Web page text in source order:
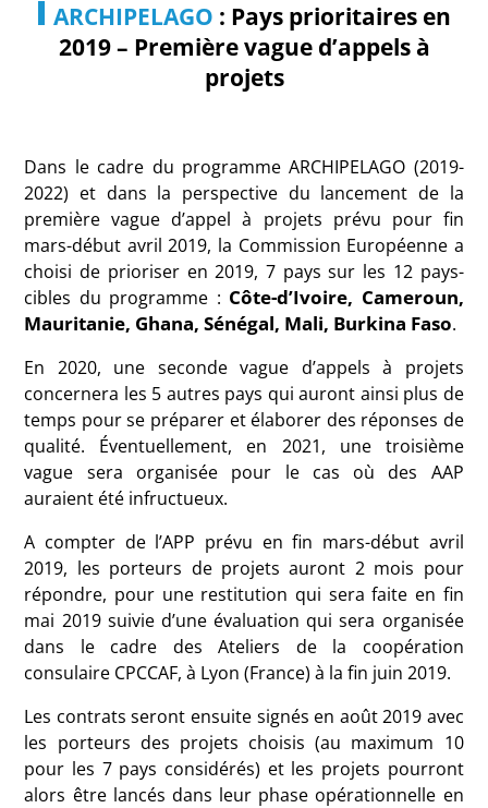
ARCHIPELAGO : Pays prioritaires en
2019 – Première vague d’appels à
projets
Dans le cadre du programme ARCHIPELAGO (2019-
2022) et dans la perspective du lancement de la
première vague d’appel à projets prévu pour fin
mars-début avril 2019, la Commission Européenne a
choisi de prioriser en 2019, 7 pays sur les 12 pays-
cibles du programme : Côte-d’Ivoire, Cameroun,
Mauritanie, Ghana, Sénégal, Mali, Burkina Faso.
En 2020, une seconde vague d’appels à projets
concernera les 5 autres pays qui auront ainsi plus de
temps pour se préparer et élaborer des réponses de
qualité. Éventuellement, en 2021, une troisième
vague sera organisée pour le cas où des AAP
auraient été infructueux.
A compter de l’APP prévu en fin mars-début avril
2019, les porteurs de projets auront 2 mois pour
répondre, pour une restitution qui sera faite en fin
mai 2019 suivie d’une évaluation qui sera organisée
dans le cadre des Ateliers de la coopération
consulaire CPCCAF, à Lyon (France) à la fin juin 2019.
Les contrats seront ensuite signés en août 2019 avec
les porteurs des projets choisis (au maximum 10
pour les 7 pays considérés) et les projets pourront
alors être lancés dans leur phase opérationnelle en